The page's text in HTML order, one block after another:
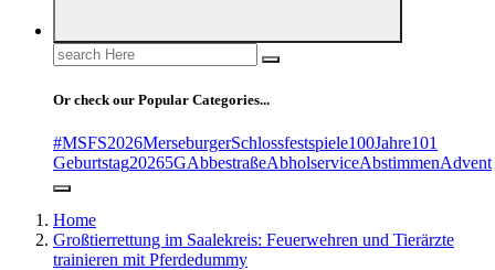
Search
for:
Or check our Popular Categories...
#MSFS2026MerseburgerSchlossfestspiele100Jahre101
Geburtstag20265GAbbestraßeAbholserviceAbstimmenAdvent
Home
Großtierrettung im Saalekreis: Feuerwehren und Tierärzte
trainieren mit Pferdedummy